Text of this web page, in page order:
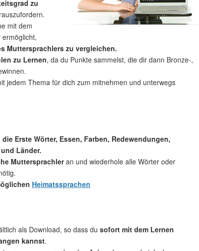
zu
mit dem
Muttersprachlers zu vergleichen.
zu Lernen, da du Punkte sammelst, die dir dann Bronze-,
jedem Thema für dich zum mitnehmen und unterwegs
die Erste Wörter, Essen, Farben, Redewendungen,
Länder.
Muttersprachleran und wiederhole alle Wörter oder
Heimatssprachen
als Download, so dass du sofort mit dem Lernen
kannst.